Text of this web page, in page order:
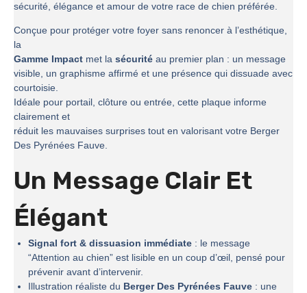
sécurité, élégance et amour de votre race de chien préférée.
Conçue pour protéger votre foyer sans renoncer à l’esthétique,
la
Gamme Impact met la sécurité au premier plan : un message
visible, un graphisme affirmé et une présence qui dissuade avec
courtoisie.
Idéale pour portail, clôture ou entrée, cette plaque informe
clairement et
réduit les mauvaises surprises tout en valorisant votre Berger
Des Pyrénées Fauve.
Un Message Clair Et
Élégant
Signal fort & dissuasion immédiate : le message
“Attention au chien” est lisible en un coup d’œil, pensé pour
prévenir avant d’intervenir.
Illustration réaliste du Berger Des Pyrénées Fauve : une